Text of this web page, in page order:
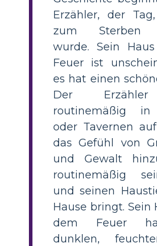
Erzähler, der
zum Sterben
wurde. Sein
Feuer ist
es hat einen
Der
routinemäßig in
oder Tavernen
das Gefühl von
und Gewalt
routinemäßig
und seinen
Hause bringt. Sein
dem Feuer
dunklen,